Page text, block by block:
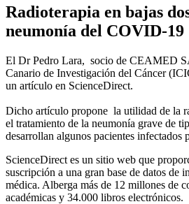
Radioterapia en bajas
neumonía del COVID-19
El Dr Pedro Lara, socio de CEAMED
Canario de Investigación del Cáncer
un artículo en ScienceDirect.
Dicho artículo propone la utilidad de la
el tratamiento de la neumonía grave de
desarrollan algunos pacientes
ScienceDirect es un sitio web que
suscripción a una gran base de datos de
médica. Alberga más de 12 millones de
académicas y 34.000 libros electrónicos.